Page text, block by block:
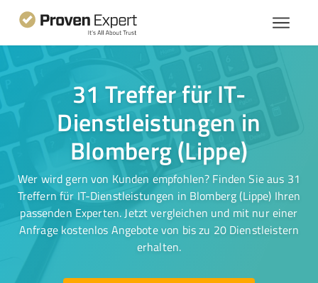
31 Treffer für IT-
Dienstleistungen in
Blomberg (Lippe)
Wer wird gern von Kunden empfohlen? Finden Sie aus 31
Treffern für IT-Dienstleistungen in Blomberg (Lippe) Ihren
passenden Experten. Jetzt vergleichen und mit nur einer
Anfrage kostenlos Angebote von bis zu 20 Dienstleistern
erhalten.